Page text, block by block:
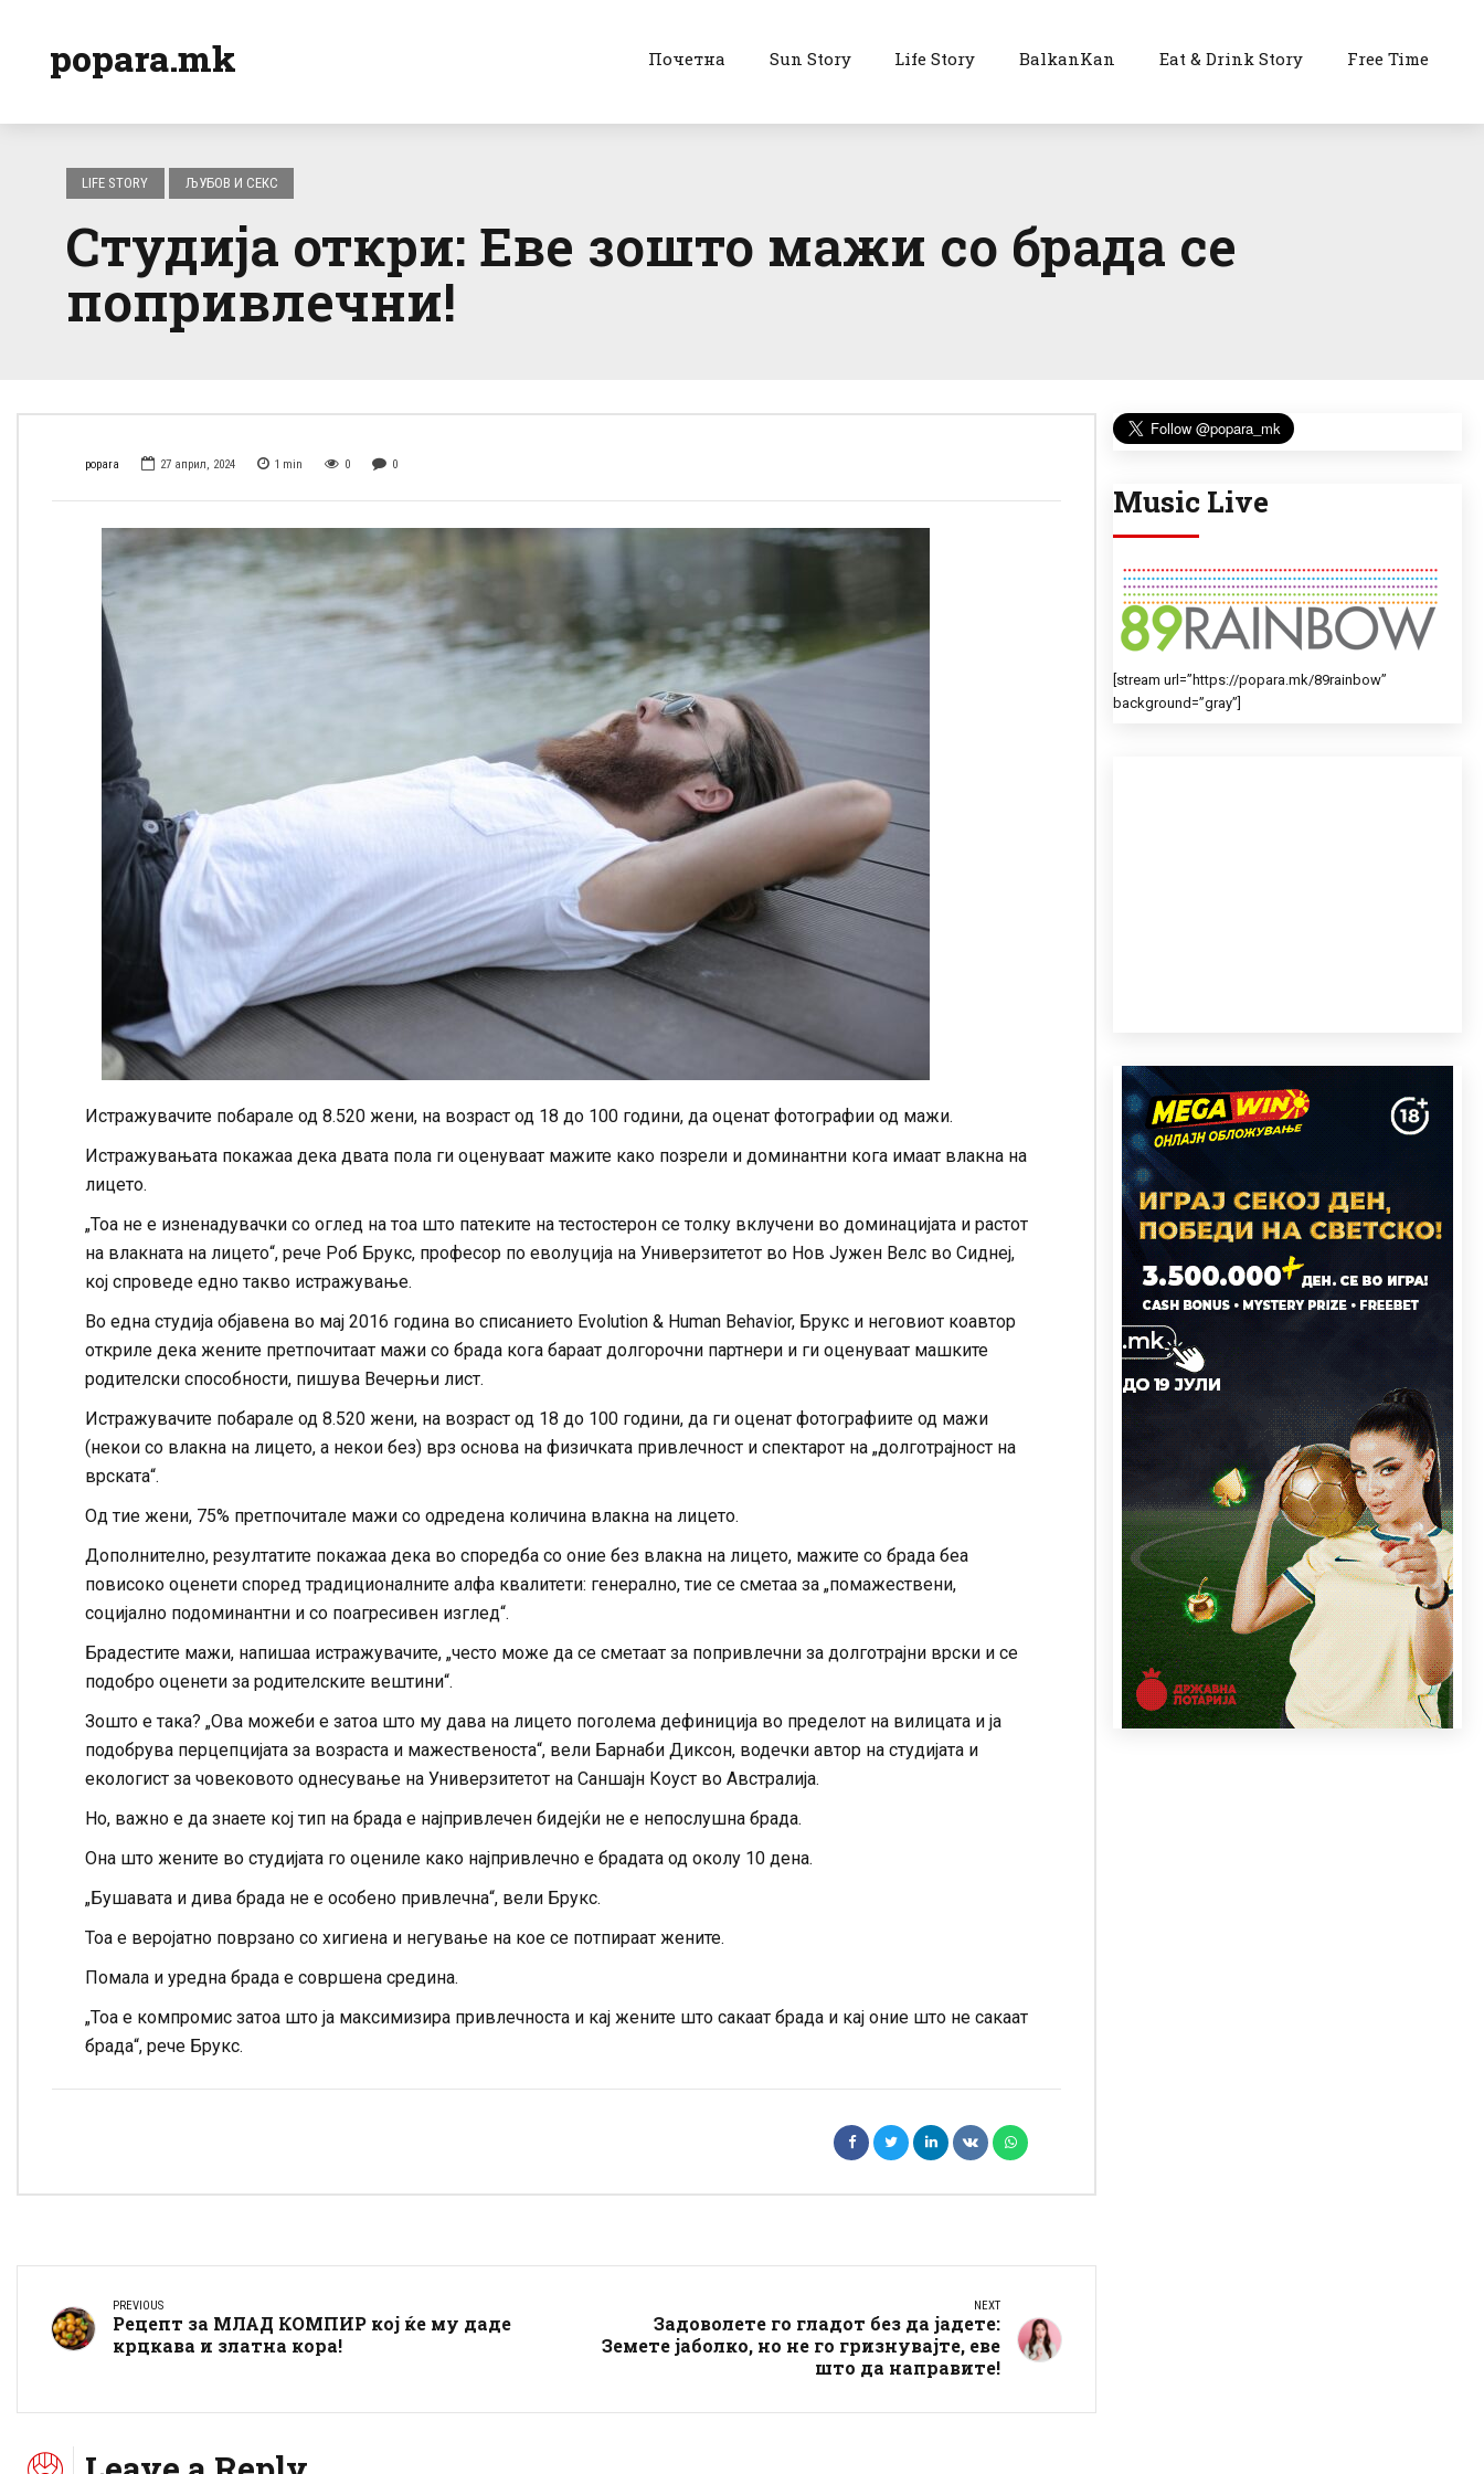
popara.mk Почетна Sun Story Life Story BalkanKan Eat & Drink Story Free Time
LIFE STORY ЉУБОВ И СЕКС
Студија откри: Еве зошто мажи со брада се
попривлечни!
popara 27 април, 2024 1 min 0 0
Истражувачите побарале од 8.520 жени, на возраст од 18 до 100 години, да оценат фотографии од мажи.
Истражувањата покажаа дека двата пола ги оценуваат мажите како позрели и доминантни кога имаат влакна на
лицето.
„Тоа не е изненадувачки со оглед на тоа што патеките на тестостерон се толку вклучени во доминацијата и растот
на влакната на лицето“, рече Роб Брукс, професор по еволуција на Универзитетот во Нов Јужен Велс во Сиднеј,
кој спроведе едно такво истражување.
Во една студија објавена во мај 2016 година во списанието Evolution & Human Behavior, Брукс и неговиот коавтор
откриле дека жените претпочитаат мажи со брада кога бараат долгорочни партнери и ги оценуваат машките
родителски способности, пишува Вечерњи лист.
Истражувачите побарале од 8.520 жени, на возраст од 18 до 100 години, да ги оценат фотографиите од мажи
(некои со влакна на лицето, а некои без) врз основа на физичката привлечност и спектарот на „долготрајност на
врската“.
Од тие жени, 75% претпочитале мажи со одредена количина влакна на лицето.
Дополнително, резултатите покажаа дека во споредба со оние без влакна на лицето, мажите со брада беа
повисоко оценети според традиционалните алфа квалитети: генерално, тие се сметаа за „помажествени,
социјално подоминантни и со поагресивен изглед“.
Брадестите мажи, напишаа истражувачите, „често може да се сметаат за попривлечни за долготрајни врски и се
подобро оценети за родителските вештини“.
Зошто е така? „Ова можеби е затоа што му дава на лицето поголема дефиниција во пределот на вилицата и ја
подобрува перцепцијата за возраста и мажественоста“, вели Барнаби Диксон, водечки автор на студијата и
екологист за човековото однесување на Универзитетот на Саншајн Коуст во Австралија.
Но, важно е да знаете кој тип на брада е најпривлечен бидејќи не е непослушна брада.
Она што жените во студијата го оцениле како најпривлечно е брадата од околу 10 дена.
„Бушавата и дива брада не е особено привлечна“, вели Брукс.
Тоа е веројатно поврзано со хигиена и негување на кое се потпираат жените.
Помала и уредна брада е совршена средина.
„Тоа е компромис затоа што ја максимизира привлечноста и кај жените што сакаат брада и кај оние што не сакаат
брада“, рече Брукс.
PREVIOUS
Рецепт за МЛАД КОМПИР кој ќе му даде
крцкава и златна кора!
NEXT
Задоволете го гладот без да јадете:
Земете јаболко, но не го гризнувајте, еве
што да направите!
Music Live
[stream url=”https://popara.mk/89rainbow”
background=”gray”]